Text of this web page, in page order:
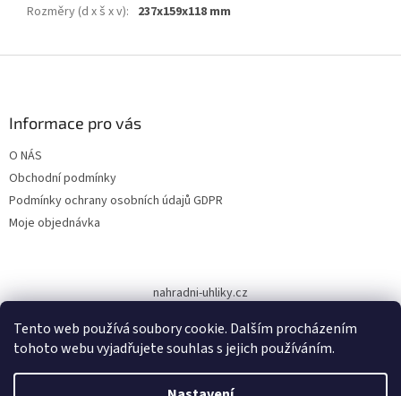
Tento web používá soubory cookie. Dalším procházením
tohoto webu vyjadřujete souhlas s jejich používáním.
Rozměry (d x š x v): 237x159x118 mm
Informace pro vás
O NÁS
Obchodní podmínky
Podmínky ochrany osobních údajů GDPR
Moje objednávka
nahradni-uhliky.cz